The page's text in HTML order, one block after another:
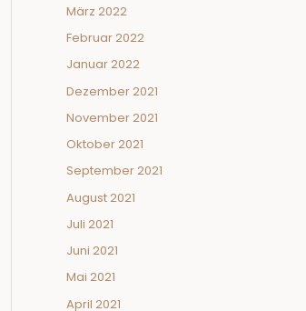
März 2022
Februar 2022
Januar 2022
Dezember 2021
November 2021
Oktober 2021
September 2021
August 2021
Juli 2021
Juni 2021
Mai 2021
April 2021